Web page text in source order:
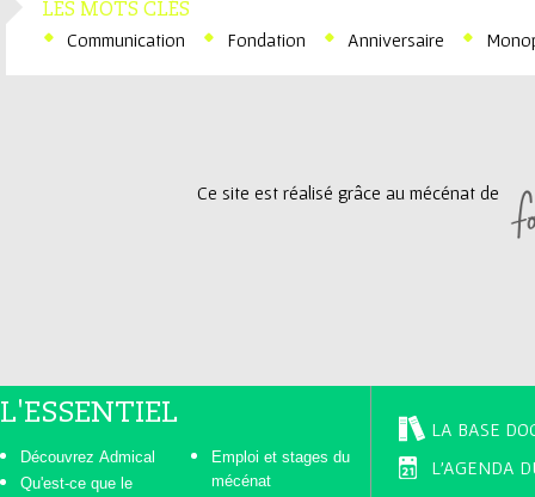
LES MOTS CLÉS
Communication Fondation Anniversaire
Ce site est réalisé grâce au mécénat de
L'ESSENTIEL
Découvrez Admical
Qu'est-ce que le
Emploi et stages du
mécénat
LA BASE
L'AGENDA